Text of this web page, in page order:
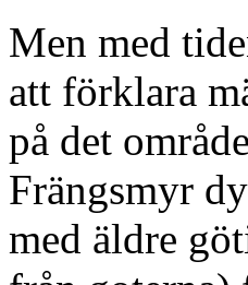
Men med
att förklara
på det
Frängsmyr
med äldre